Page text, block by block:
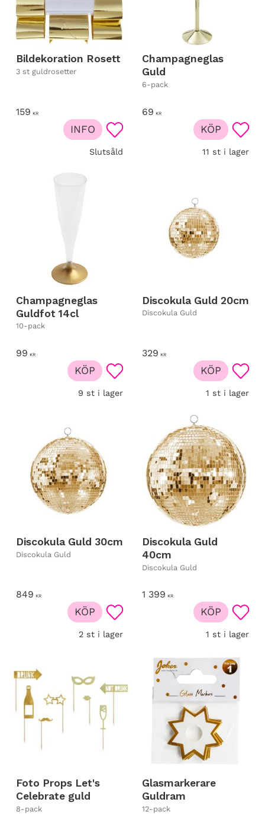
Bildekoration Rosett
3 st guldrosetter
159 KR
Lägg till i favoriter
Slutsåld
INFO
Champagneglas
Guld
6-pack
69 KR
11 st i lager
KÖP
Champagneglas
Guldfot 14cl
10-pack
99 KR
Lägg till i favoriter
9 st i lager
KÖP
Discokula Guld 20cm
Discokula Guld
329 KR
1 st i lager
KÖP
Discokula Guld 30cm
Discokula Guld
849 KR
Lägg till i favoriter
2 st i lager
KÖP
Discokula Guld
40cm
Discokula Guld
1 399 KR
1 st i lager
KÖP
Foto Props Let's
Celebrate guld
8-pack
Glasmarkerare
Guldram
12-pack